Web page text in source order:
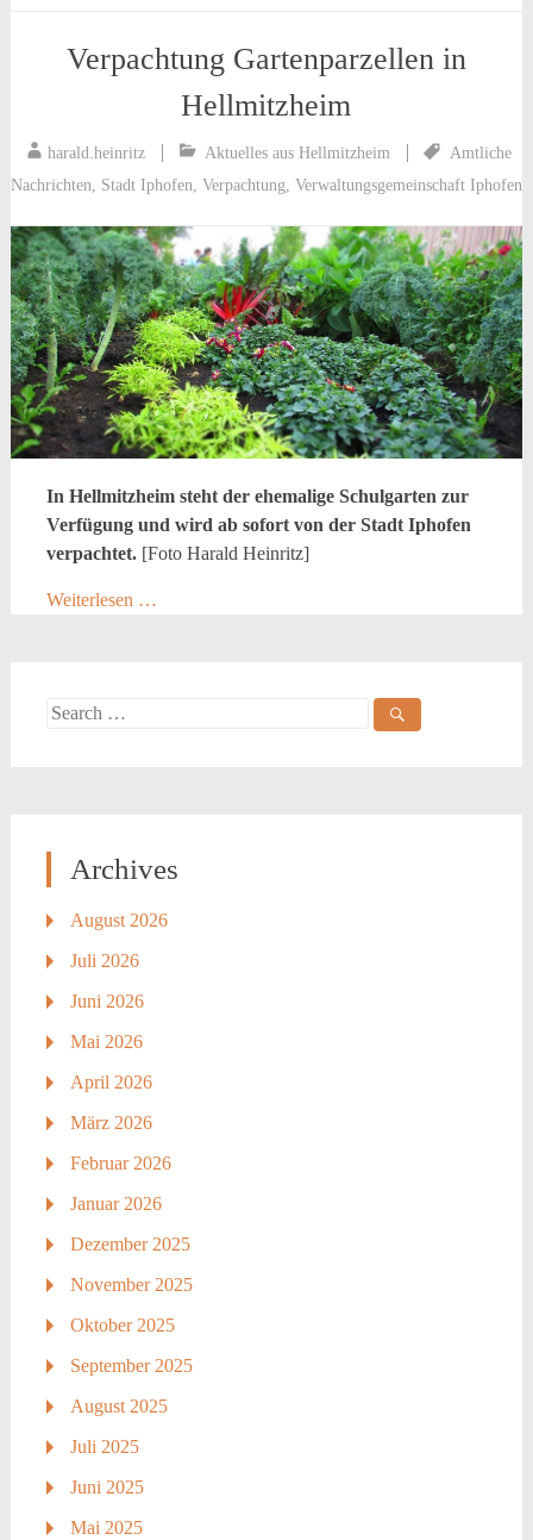
Verpachtung Gartenparzellen in
Hellmitzheim
harald.heinritz Aktuelles aus Hellmitzheim
Amtliche
Nachrichten, Stadt Iphofen, Verpachtung, Verwaltungsgemeinschaft Iphofen
In Hellmitzheim steht der ehemalige Schulgarten zur
Verfügung und wird ab sofort von der Stadt Iphofen
verpachtet. [Foto Harald Heinritz]
Weiterlesen …
Search
Archives
August 2026
Juli 2026
Juni 2026
Mai 2026
April 2026
März 2026
Februar 2026
Januar 2026
Dezember 2025
November 2025
Oktober 2025
September 2025
August 2025
Juli 2025
Juni 2025
Mai 2025